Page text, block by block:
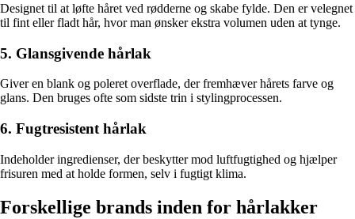
Designet til at løfte håret ved rødderne og skabe fylde. Den er velegnet
til fint eller fladt hår, hvor man ønsker ekstra volumen uden at tynge.
5. Glansgivende hårlak
Giver en blank og poleret overflade, der fremhæver hårets farve og
glans. Den bruges ofte som sidste trin i stylingprocessen.
6. Fugtresistent hårlak
Indeholder ingredienser, der beskytter mod luftfugtighed og hjælper
frisuren med at holde formen, selv i fugtigt klima.
Forskellige brands inden for hårlakker